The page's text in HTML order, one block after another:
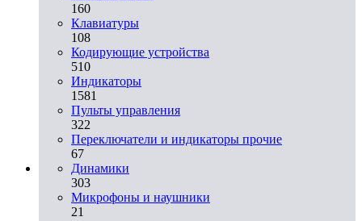
160
Клавиатуры
108
Кодирующие устройства
510
Индикаторы
1581
Пульты управления
322
Переключатели и индикаторы прочие
67
Динамики
303
Микрофоны и наушники
21